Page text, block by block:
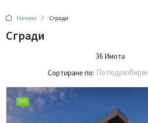
Начало Сгради
Сгради
36 Имотa
Сортиране по: По
ТОП